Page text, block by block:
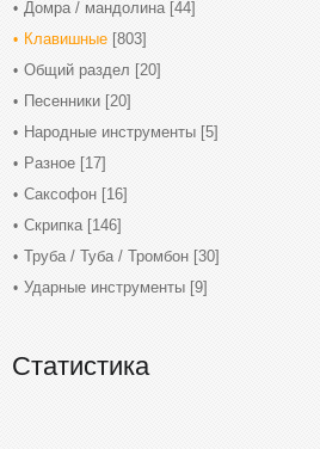
Домра / мандолина [44]
Клавишные [803]
Общий раздел [20]
Песенники [20]
Народные инструменты [5]
Разное [17]
Саксофон [16]
Скрипка [146]
Труба / Туба / Тромбон [30]
Ударные инструменты [9]
Статистика